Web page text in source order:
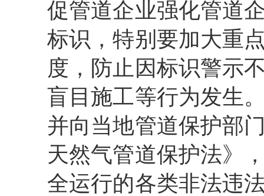
促管道企业强化管道
标识，特别要加大重
度，防止因标识警示
盲目施工等行为发生
并向当地管道保护部
天然气管道保护法》
全运行的各类非法违